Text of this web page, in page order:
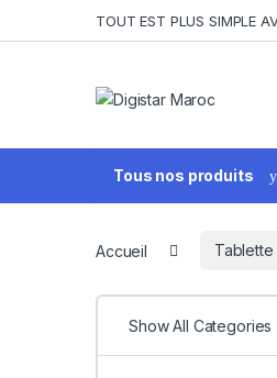
TOUT EST PLUS SIMPLE
Tous nos produits
Accueil
Show All Categories